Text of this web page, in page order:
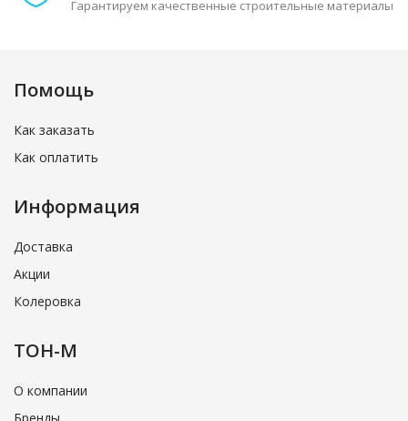
Гарантируем качественные строительные материалы
Помощь
Как заказать
Как оплатить
Информация
Доставка
Акции
Колеровка
ТОН-М
О компании
Бренды